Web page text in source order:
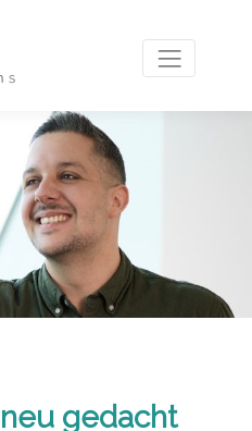
gedacht